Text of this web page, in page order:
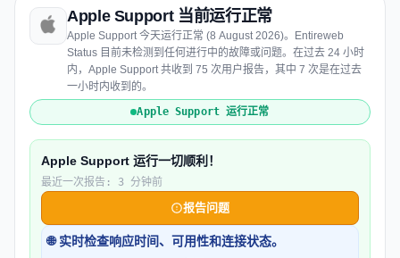
Apple Support 当前运行正常
Apple Support 今天运行正常 (8 August 2026)。Entireweb
Status 目前未检测到任何进行中的故障或问题。在过去 24 小时
内，Apple Support 共收到 75 次用户报告，其中 7 次是在过去
一小时内收到的。
Apple Support 运行正常
Apple Support 运行一切顺利！
最近一次报告: 3 分钟前
报告问题
🌐 实时检查响应时间、可用性和连接状态。